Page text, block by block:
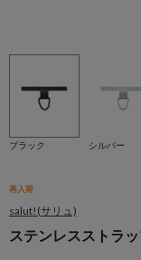
ブラック シルバー
再入荷
salut!(サリュ)
ステンレスストラ